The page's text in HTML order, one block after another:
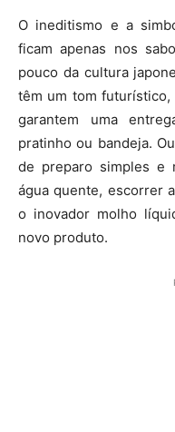
O ineditismo e a
ficam apenas nos
pouco da cultura
têm um tom
garantem uma
pratinho ou bandeja.
de preparo simples e
água quente, escorrer
o inovador molho
novo produto.